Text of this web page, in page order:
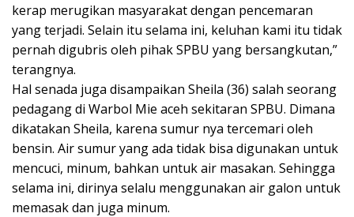
kerap merugikan masyarakat dengan pencemaran
yang terjadi. Selain itu selama ini, keluhan kami itu tidak
pernah digubris oleh pihak SPBU yang bersangkutan,”
terangnya.
Hal senada juga disampaikan Sheila (36) salah seorang
pedagang di Warbol Mie aceh sekitaran SPBU. Dimana
dikatakan Sheila, karena sumur nya tercemari oleh
bensin. Air sumur yang ada tidak bisa digunakan untuk
mencuci, minum, bahkan untuk air masakan. Sehingga
selama ini, dirinya selalu menggunakan air galon untuk
memasak dan juga minum.